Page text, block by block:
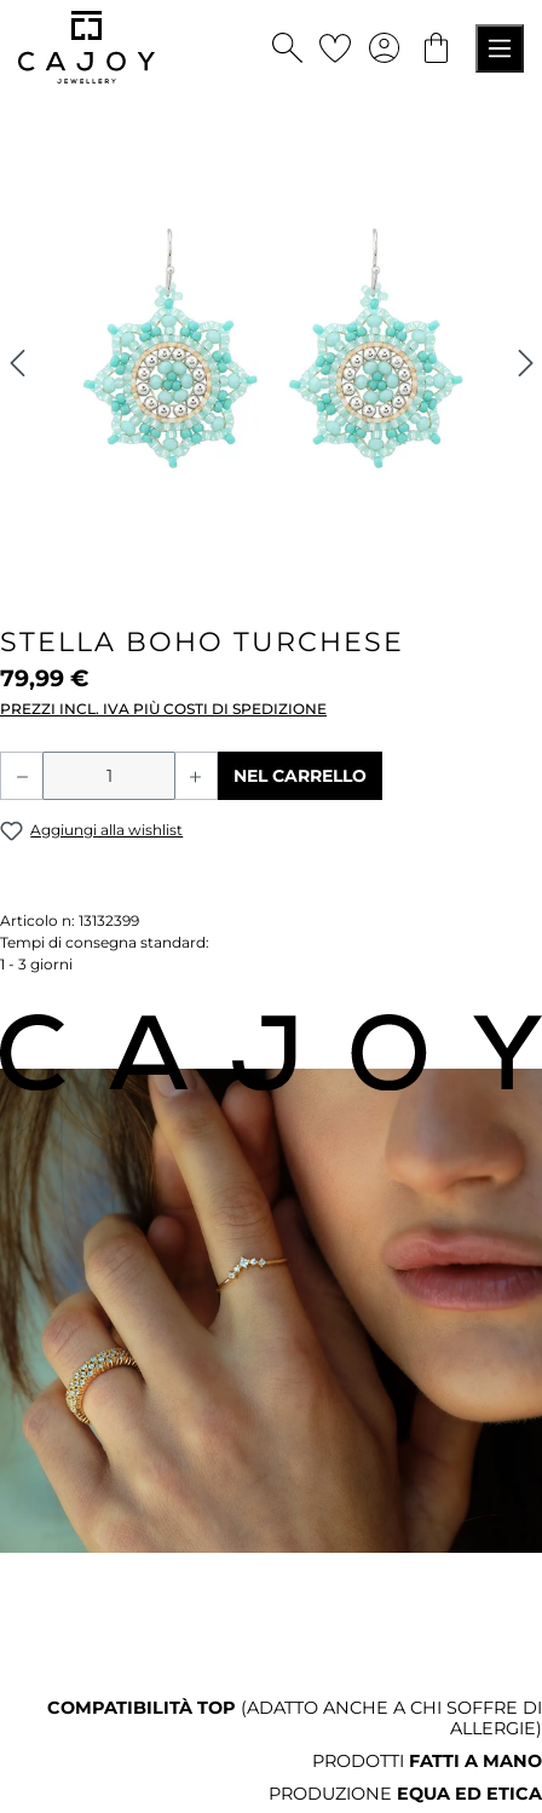
principale
STELLA BOHO TURCHESE
79,99 €
PREZZI INCL. IVA PIÙ COSTI DI SPEDIZIONE
Quantità del prodotto: inserisci la
NEL CARRELLO
Aggiungi alla wishlist
Articolo n: 13132399
Tempi di consegna standard:
1 - 3 giorni
COMPATIBILITÀ TOP (ADATTO ANCHE A CHI SOFFRE DI
ALLERGIE)
PRODOTTI FATTI A MANO
PRODUZIONE EQUA ED ETICA